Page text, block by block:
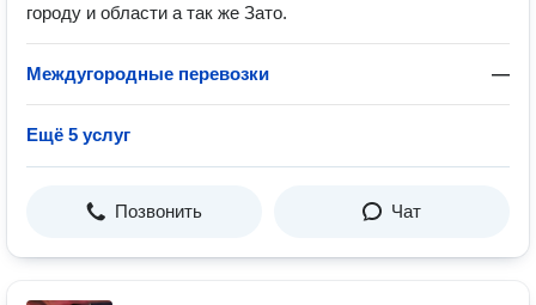
городу и области а так же Зато.
Междугородные перевозки —
Ещё 5 услуг
Позвонить Чат